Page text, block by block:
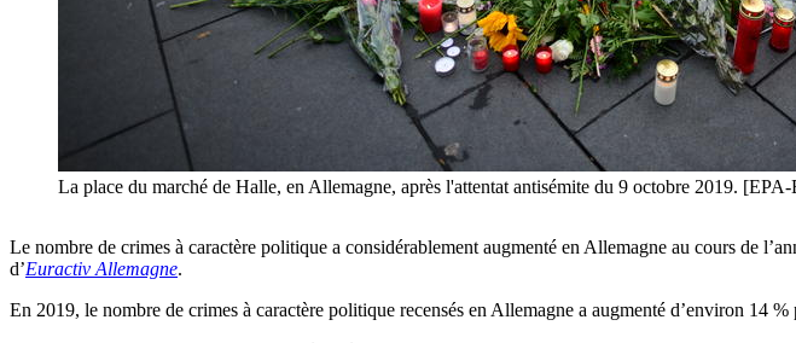
La place du marché de Halle, en Allemagne, après l'attentat antisémite du 9 octobre 2019.
Le nombre de crimes à caractère politique a considérablement augmenté en Allemagne au cours de
d’Euractiv Allemagne.
En 2019, le nombre de crimes à caractère politique recensés en Allemagne a augmenté d’environ 14